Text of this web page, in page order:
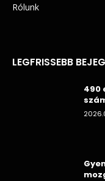
Rólunk
LEGFRISSEBB
490